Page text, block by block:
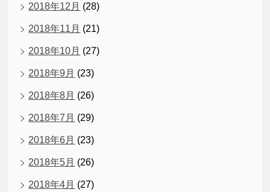
2018年12月 (28)
2018年11月 (21)
2018年10月 (27)
2018年9月 (23)
2018年8月 (26)
2018年7月 (29)
2018年6月 (23)
2018年5月 (26)
2018年4月 (27)